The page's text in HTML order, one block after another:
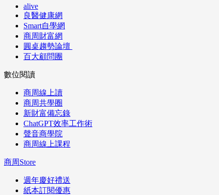
alive
良醫健康網
Smart自學網
商周財富網
圓桌趨勢論壇
百大顧問團
數位閱讀
商周線上讀
商周共學圈
新財富備忘錄
ChatGPT效率工作術
聲音商學院
商周線上課程
商周Store
週年慶好禮送
紙本訂閱優惠